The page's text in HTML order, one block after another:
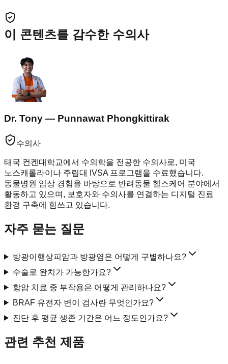
이 콘텐츠를 감수한 수의사
Dr. Tony — Punnawat Phongkittirak
수의사
태국 컨켄대학교에서 수의학을 전공한 수의사로, 미국
노스캐롤라이나 주립대 IVSA 프로그램을 수료했습니다.
동물병원 임상 경험을 바탕으로 반려동물 헬스케어 분야에서
활동하고 있으며, 보호자와 수의사를 연결하는 디지털 진료
환경 구축에 힘쓰고 있습니다.
자주 묻는 질문
방광이행상피암과 방광염은 어떻게 구별하나요?
수술로 완치가 가능한가요?
항암 치료 중 부작용은 어떻게 관리하나요?
BRAF 유전자 변이 검사란 무엇인가요?
진단 후 평균 생존 기간은 어느 정도인가요?
관련 추천 제품